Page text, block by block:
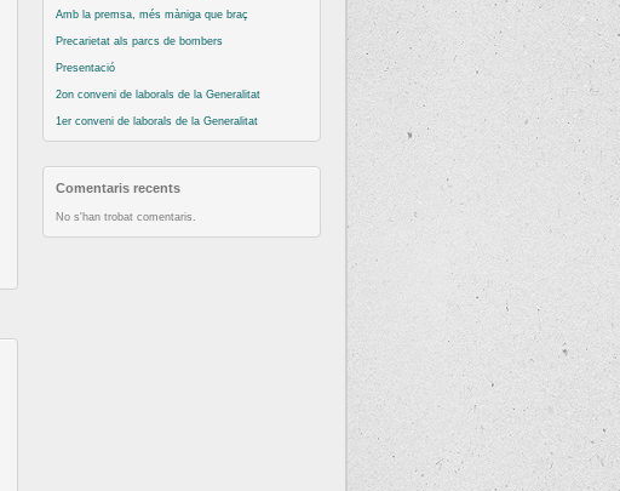
Amb la premsa, més màniga que braç
Precarietat als parcs de bombers
Presentació
2on conveni de laborals de la Generalitat
1er conveni de laborals de la Generalitat
Comentaris recents
No s'han trobat comentaris.